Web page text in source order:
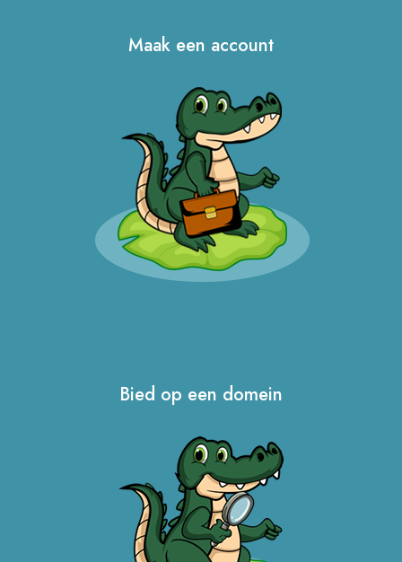
Maak een account
Bied op een domein